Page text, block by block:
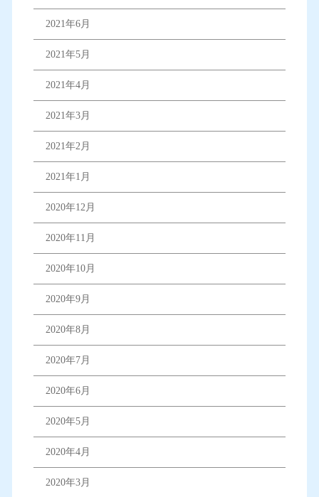
2021年6月
2021年5月
2021年4月
2021年3月
2021年2月
2021年1月
2020年12月
2020年11月
2020年10月
2020年9月
2020年8月
2020年7月
2020年6月
2020年5月
2020年4月
2020年3月